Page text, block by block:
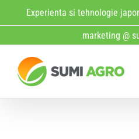
to
Experienta si tehnologie
marketing @